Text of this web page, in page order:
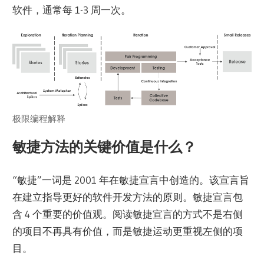
软件，通常每 1-3 周一次。
极限编程解释
敏捷方法的关键价值是什么？
“敏捷”一词是 2001 年在敏捷宣言中创造的。该宣言旨
在建立指导更好的软件开发方法的原则。敏捷宣言包
含 4 个重要的价值观。阅读敏捷宣言的方式不是右侧
的项目不再具有价值，而是敏捷运动更重视左侧的项
目。